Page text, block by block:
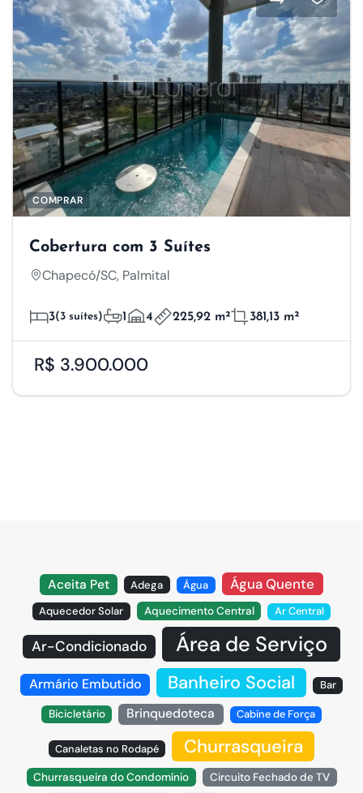
COMPRAR
Cobertura com 3 Suítes
Chapecó/SC, Palmital
3(3 suítes) 1 4 225,92 m² 381,13 m²
R$ 3.900.000
Aceita Pet Adega Água Água Quente
Aquecedor Solar Aquecimento Central Ar Central
Ar-Condicionado Área de Serviço
Armário Embutido Banheiro Social Bar
Bicicletário Brinquedoteca Cabine de Força
Canaletas no Rodapé Churrasqueira
Churrasqueira do Condomínio Circuito Fechado de TV